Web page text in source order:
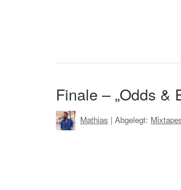
Finale – „Odds &
Mathias | Abgelegt: